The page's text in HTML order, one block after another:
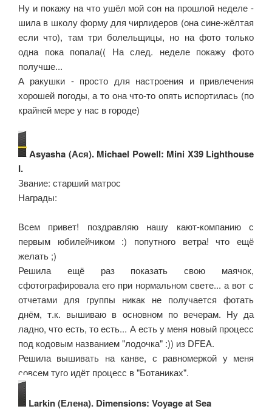
Ну и покажу на что ушёл мой сон на прошлой неделе -
шила в школу форму для чирлидеров (она сине-жёлтая
если что), там три болельщицы, но на фото только
одна пока попала(( На след. неделе покажу фото
получше...
А ракушки - просто для настроения и привлечения
хорошей погоды, а то она что-то опять испортилась (по
крайней мере у нас в городе)
Asyasha (Ася). Michael Powell: Mini X39 Lighthouse
I.
Звание: старший матрос
Награды:
Всем привет! поздравляю нашу кают-компанию с
первым юбилейчиком :) попутного ветра! что ещё
желать ;)
Решила ещё раз показать свою маячок,
сфотографировала его при нормальном свете... а вот с
отчетами для группы никак не получается фотать
днём, т.к. вышиваю в основном по вечерам. Ну да
ладно, что есть, то есть... А есть у меня новый процесс
под кодовым названием "лодочка" :)) из DFEA.
Решила вышивать на канве, с равномеркой у меня
совсем туго идёт процесс в "Ботаниках".
Larkin (Елена). Dimensions: Voyage at Sea